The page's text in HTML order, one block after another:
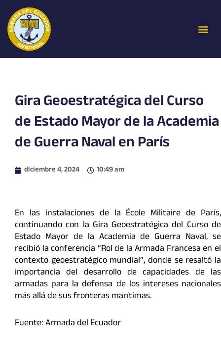
contenido
Gira Geoestratégica del Curso
de Estado Mayor de la Academia
de Guerra Naval en París
diciembre 4, 2024 10:49 am
En las instalaciones de la École Militaire de París,
continuando con la Gira Geoestratégica del Curso de
Estado Mayor de la Academia de Guerra Naval, se
recibió la conferencia “Rol de la Armada Francesa en el
contexto geoestratégico mundial”, donde se resaltó la
importancia del desarrollo de capacidades de las
armadas para la defensa de los intereses nacionales
más allá de sus fronteras marítimas.
Fuente: Armada del Ecuador